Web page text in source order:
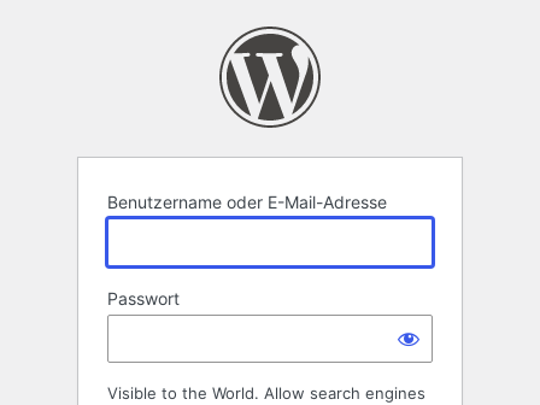
Benutzername oder E-Mail-Adresse
Passwort
Visible to the World. Allow search engines